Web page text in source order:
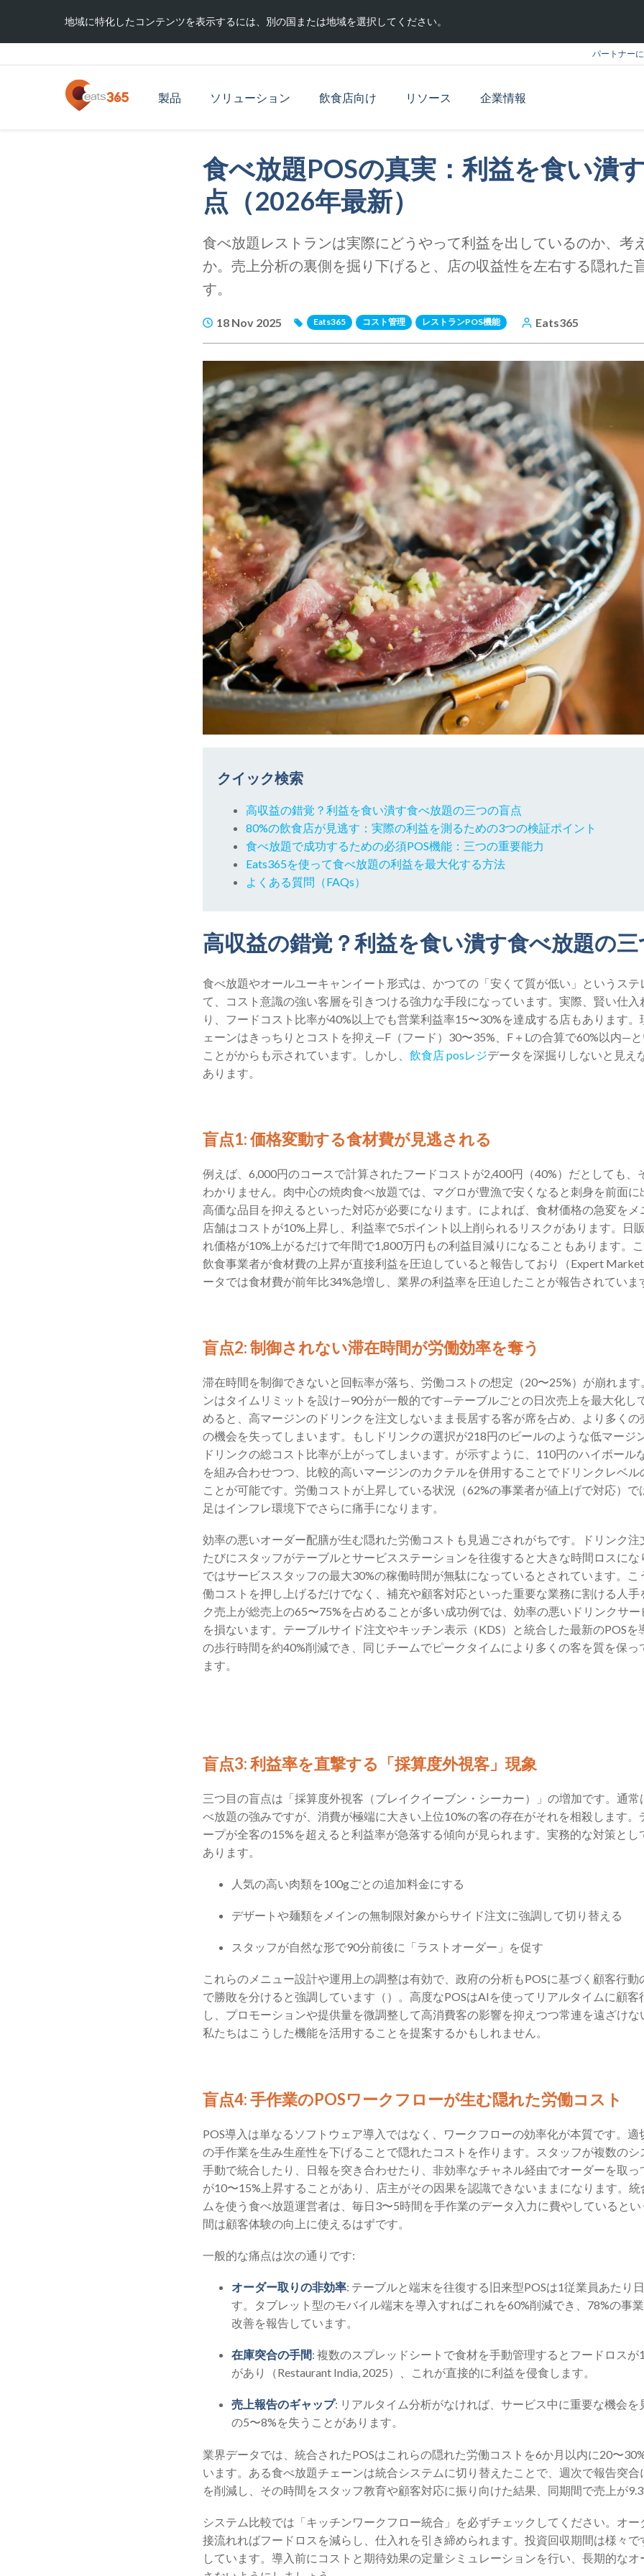
地域に特化したコンテンツを表示するには、別の国または地域を選択してください。
パートナー
製品 ソリューション 飲食店向け リソース 企業情報
食べ放題POSの真実：利益を食い潰
点（2026年最新）
食べ放題レストランは実際にどうやって利益を出しているのか、考
か。売上分析の裏側を掘り下げると、店の収益性を左右する隠れた
す。
18 Nov 2025 Eats365 コスト管理 レストランPOS機能 Eats365
クイック検索
高収益の錯覚？利益を食い潰す食べ放題の三つの盲点
80%の飲食店が見逃す：実際の利益を測るための3つの検証ポイント
食べ放題で成功するための必須POS機能：三つの重要能力
Eats365を使って食べ放題の利益を最大化する方法
よくある質問（FAQs）
高収益の錯覚？利益を食い潰す食べ放題の
食べ放題やオールユーキャンイート形式は、かつての「安くて質が低い」というス
て、コスト意識の強い客層を引きつける強力な手段になっています。実際、賢い仕
り、フードコスト比率が40%以上でも営業利益率15〜30%を達成する店もあります
ェーンはきっちりとコストを抑え—F（フード）30〜35%、F＋Lの合算で60%以内—
ことがからも示されています。しかし、 飲食店 posレジデータを深掘りしないと見え
あります。
盲点1: 価格変動する食材費が見逃される
例えば、6,000円のコースで計算されたフードコストが2,400円（40%）だとしても、
わかりません。肉中心の焼肉食べ放題では、マグロが豊漁で安くなると刺身を前面
高価な品目を抑えるといった対応が必要になります。によれば、食材価格の急変を
店舗はコストが10%上昇し、利益率で5ポイント以上削られるリスクがあります。日
れ価格が10%上がるだけで年間で1,800万円もの利益目減りになることもあります。
飲食事業者が食材費の上昇が直接利益を圧迫していると報告しており（Expert
ータでは食材費が前年比34%急増し、業界の利益率を圧迫したことが報告されていま
盲点2: 制御されない滞在時間が労働効率を奪う
滞在時間を制御できないと回転率が落ち、労働コストの想定（20〜25%）が崩れま
ンはタイムリミットを設け—90分が一般的です—テーブルごとの日次売上を最大化し
めると、高マージンのドリンクを注文しないまま長居する客が席を占め、より多く
の機会を失ってしまいます。もしドリンクの選択が218円のビールのような低マージ
ドリンクの総コスト比率が上がってしまいます。が示すように、110円のハイボール
を組み合わせつつ、比較的高いマージンのカクテルを併用することでドリンクレベ
ことが可能です。労働コストが上昇している状況（62%の事業者が値上げで対応）
足はインフレ環境下でさらに痛手になります。
効率の悪いオーダー配膳が生む隠れた労働コストも見過ごされがちです。ドリンク
たびにスタッフがテーブルとサービスステーションを往復すると大きな時間ロスに
ではサービススタッフの最大30%の稼働時間が無駄になっているとされています。
働コストを押し上げるだけでなく、補充や顧客対応といった重要な業務に割ける人
ク売上が総売上の65〜75%を占めることが多い成功例では、効率の悪いドリンクサ
を損ないます。テーブルサイド注文やキッチン表示（KDS）と統合した最新のPOS
の歩行時間を約40%削減でき、同じチームでピークタイムにより多くの客を質を保
ます。
盲点3: 利益率を直撃する「採算度外視客」現象
三つ目の盲点は「採算度外視客（ブレイクイーブン・シーカー）」の増加です。通
べ放題の強みですが、消費が極端に大きい上位10%の客の存在がそれを相殺します
ープが全客の15%を超えると利益率が急落する傾向が見られます。実務的な対策と
あります。
人気の高い肉類を100gごとの追加料金にする
デザートや麺類をメインの無制限対象からサイド注文に強調して切り替える
スタッフが自然な形で90分前後に「ラストオーダー」を促す
これらのメニュー設計や運用上の調整は有効で、政府の分析もPOSに基づく顧客行
で勝敗を分けると強調しています（）。高度なPOSはAIを使ってリアルタイムに顧客
し、プロモーションや提供量を微調整して高消費客の影響を抑えつつ常連を遠ざけ
私たちはこうした機能を活用することを提案するかもしれません。
盲点4: 手作業のPOSワークフローが生む隠れた労働コスト
POS導入は単なるソフトウェア導入ではなく、ワークフローの効率化が本質です。適
の手作業を生み生産性を下げることで隠れたコストを作ります。スタッフが複数の
手動で統合したり、日報を突き合わせたり、非効率なチャネル経由でオーダーを取
が10〜15%上昇することがあり、店主がその因果を認識できないままになります。
ムを使う食べ放題運営者は、毎日3〜5時間を手作業のデータ入力に費やしていると
間は顧客体験の向上に使えるはずです。
一般的な痛点は次の通りです:
オーダー取りの非効率: テーブルと端末を往復する旧来型POSは1従業員あたり
す。タブレット型のモバイル端末を導入すればこれを60%削減でき、78%の事
改善を報告しています。
在庫突合の手間: 複数のスプレッドシートで食材を手動管理するとフードロスが
があり（Restaurant India, 2025）、これが直接的に利益を侵食します。
売上報告のギャップ: リアルタイム分析がなければ、サービス中に重要な機会
の5〜8%を失うことがあります。
業界データでは、統合されたPOSはこれらの隠れた労働コストを6か月以内に20〜
います。ある食べ放題チェーンは統合システムに切り替えたことで、週次で報告突
を削減し、その時間をスタッフ教育や顧客対応に振り向けた結果、同期間で売上が
システム比較では「キッチンワークフロー統合」を必ずチェックしてください。オ
接流れればフードロスを減らし、仕入れを引き締められます。投資回収期間は様々
しています。導入前にコストと期待効果の定量シミュレーションを行い、長期的な